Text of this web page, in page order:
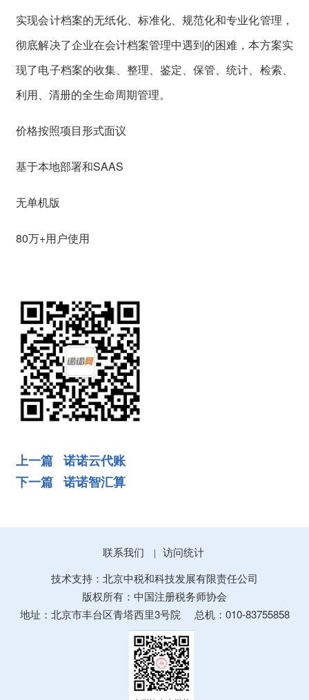
实现会计档案的无纸化、标准化、规范化和专业化管理，
彻底解决了企业在会计档案管理中遇到的困难，本方案实
现了电子档案的收集、整理、鉴定、保管、统计、检索、
利用、清册的全生命周期管理。
价格按照项目形式面议
基于本地部署和SAAS
无单机版
80万+用户使用
上一篇 诺诺云代账
下一篇 诺诺智汇算
联系我们 |
访问统计
技术支持：北京中税和科技发展有限责任公司
版权所有：中国注册税务师协会
地址：北京市丰台区青塔西里3号院
总机：010-83755858